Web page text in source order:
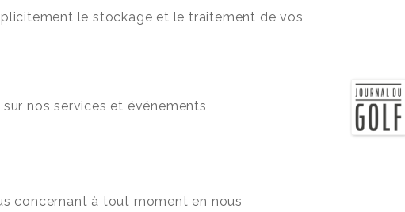
le stockage et le traitement de vos
nos services et événements
concernant à tout moment en nous